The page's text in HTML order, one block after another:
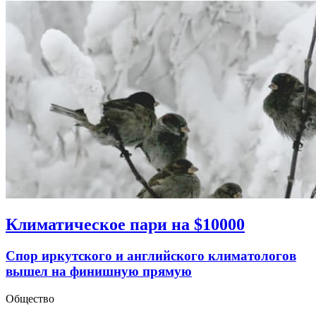
Климатическое пари на $10000
Спор иркутского и английского климатологов
вышел на финишную прямую
Общество